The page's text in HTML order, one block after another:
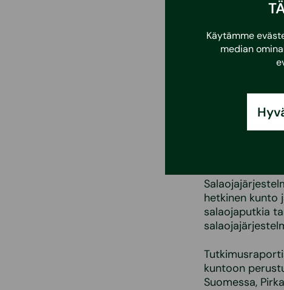
Käytämme
median
Ilmanvaihdon
tekninen
Ilmanvaihdon
ilmanvaihdon
hetkinen kunto
salaojaputkia
kuntoon
Suomessa,